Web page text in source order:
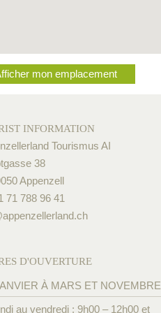
mon emplacement
INFORMATION
Tourismus AI
38
Appenzell
71 788 96 41
appenzellerland.ch
D'OUVERTURE
À MARS ET NOVEMBRE
au vendredi : 9h00 – 12h00 et